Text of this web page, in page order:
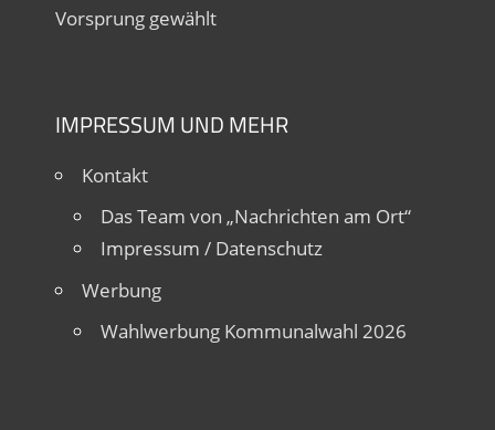
Vorsprung gewählt
IMPRESSUM UND MEHR
Kontakt
Das Team von „Nachrichten am Ort“
Impressum / Datenschutz
Werbung
Wahlwerbung Kommunalwahl 2026